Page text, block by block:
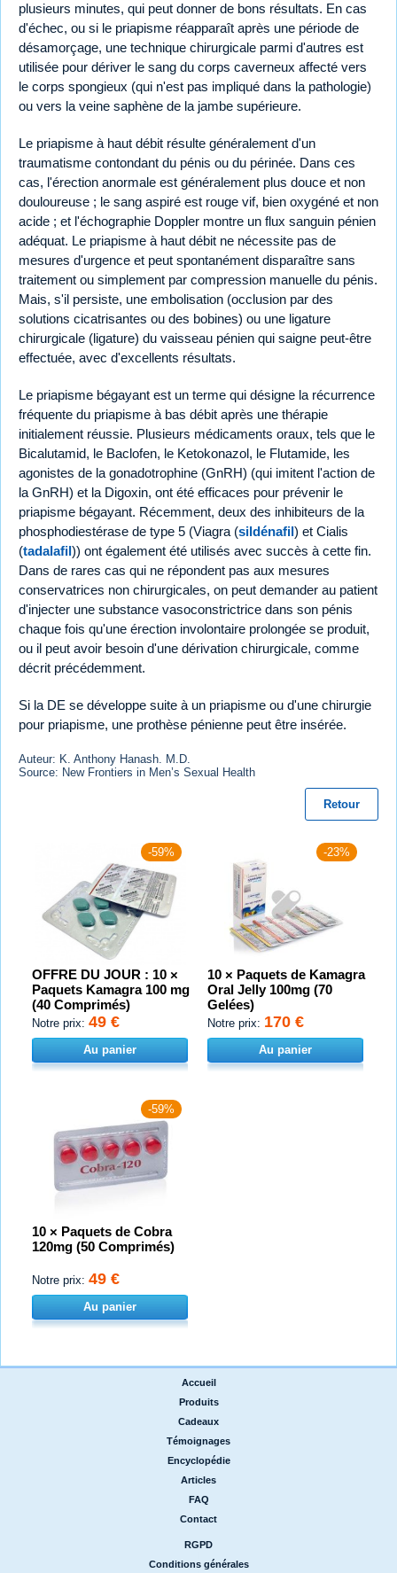
plusieurs minutes, qui peut donner de bons résultats. En cas
d'échec, ou si le priapisme réapparaît après une période de
désamorçage, une technique chirurgicale parmi d'autres est
utilisée pour dériver le sang du corps caverneux affecté vers
le corps spongieux (qui n'est pas impliqué dans la pathologie)
ou vers la veine saphène de la jambe supérieure.
Le priapisme à haut débit résulte généralement d'un
traumatisme contondant du pénis ou du périnée. Dans ces
cas, l'érection anormale est généralement plus douce et non
douloureuse ; le sang aspiré est rouge vif, bien oxygéné et non
acide ; et l'échographie Doppler montre un flux sanguin pénien
adéquat. Le priapisme à haut débit ne nécessite pas de
mesures d'urgence et peut spontanément disparaître sans
traitement ou simplement par compression manuelle du pénis.
Mais, s'il persiste, une embolisation (occlusion par des
solutions cicatrisantes ou des bobines) ou une ligature
chirurgicale (ligature) du vaisseau pénien qui saigne peut-être
effectuée, avec d'excellents résultats.
Le priapisme bégayant est un terme qui désigne la récurrence
fréquente du priapisme à bas débit après une thérapie
initialement réussie. Plusieurs médicaments oraux, tels que le
Bicalutamid, le Baclofen, le Ketokonazol, le Flutamide, les
agonistes de la gonadotrophine (GnRH) (qui imitent l'action de
la GnRH) et la Digoxin, ont été efficaces pour prévenir le
priapisme bégayant. Récemment, deux des inhibiteurs de la
phosphodiestérase de type 5 (Viagra (sildénafil) et Cialis
(tadalafil)) ont également été utilisés avec succès à cette fin.
Dans de rares cas qui ne répondent pas aux mesures
conservatrices non chirurgicales, on peut demander au patient
d'injecter une substance vasoconstrictrice dans son pénis
chaque fois qu'une érection involontaire prolongée se produit,
ou il peut avoir besoin d'une dérivation chirurgicale, comme
décrit précédemment.
Si la DE se développe suite à un priapisme ou d'une chirurgie
pour priapisme, une prothèse pénienne peut être insérée.
Auteur: K. Anthony Hanash. M.D.
Source: New Frontiers in Men’s Sexual Health
Retour
-59%
OFFRE DU JOUR : 10 ×
Paquets Kamagra 100 mg
(40 Comprimés)
Notre prix: 49 €
Au panier
-23%
10 × Paquets de Kamagra
Oral Jelly 100mg (70
Gelées)
Notre prix: 170 €
Au panier
-59%
10 × Paquets de Cobra
120mg (50 Comprimés)
Notre prix: 49 €
Au panier
Accueil
Produits
Cadeaux
Témoignages
Encyclopédie
Articles
FAQ
Contact
RGPD
Conditions générales